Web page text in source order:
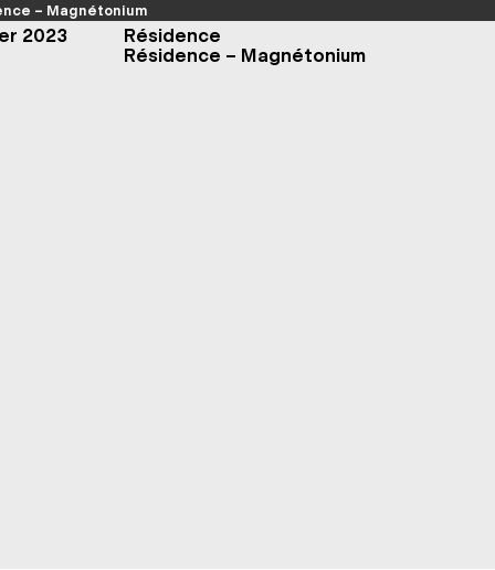
– Magnétonium
2023
Résidence
Résidence – Magnétonium